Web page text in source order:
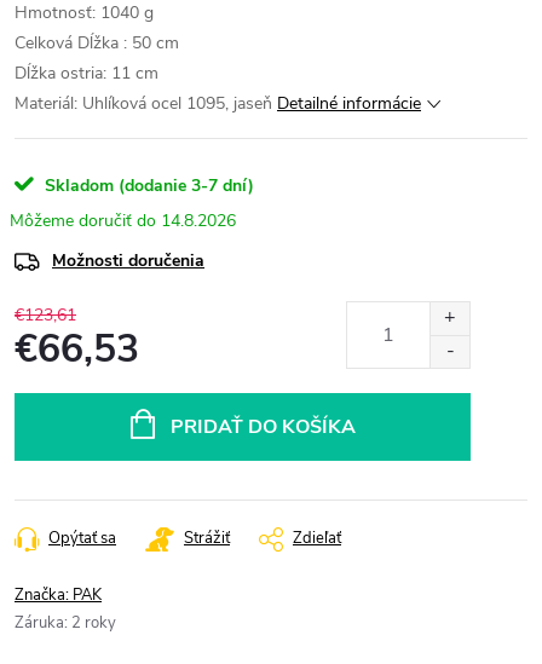
Hmotnosť: 1040 g
Celková Dĺžka : 50 cm
Dĺžka ostria: 11 cm
Materiál: Uhlíková ocel 1095, jaseň Detailné informácie
Skladom (dodanie 3-7 dní)
14.8.2026
Možnosti doručenia
€123,61
€66,53
PRIDAŤ DO KOŠÍKA
Opýtať sa Strážiť Zdieľať
Značka: PAK
Záruka: 2 roky